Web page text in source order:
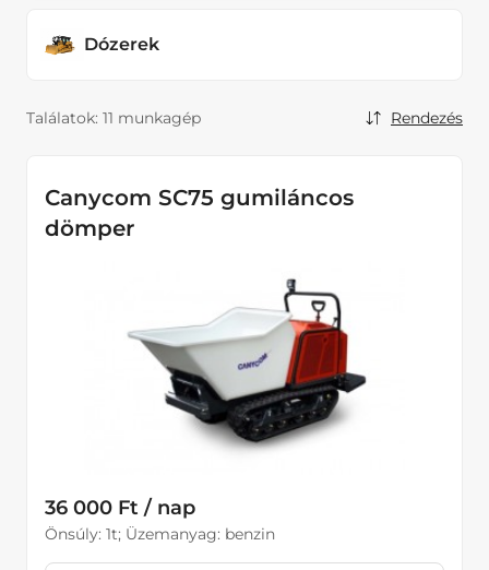
Áramfejlesztők
Kompresszorok
Kotrógépek
Homlokrakodók
Dózerek
Találatok: 11 munkagép Rendezés
Canycom SC75 gumiláncos
dömper
36 000 Ft / nap
Önsúly: 1t; Üzemanyag: benzin